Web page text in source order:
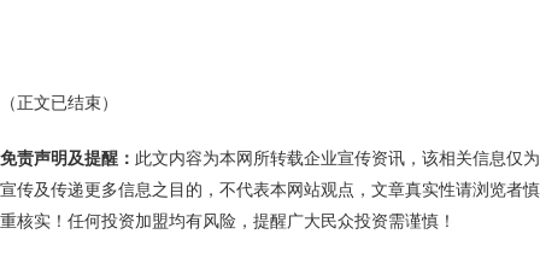
（正文已结束）
免责声明及提醒： 此文内容为本网所转载企业宣传资讯，该相关信息仅为
宣传及传递更多信息之目的，不代表本网站观点，文章真实性请浏览者慎
重核实！任何投资加盟均有风险，提醒广大民众投资需谨慎！